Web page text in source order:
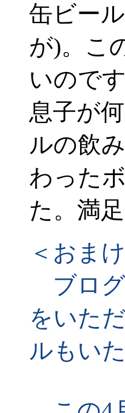
缶ビー
が)。こ
いので
息子が
ルの飲
わった
た。満足
＜おま
ブログ
をいた
ルもい